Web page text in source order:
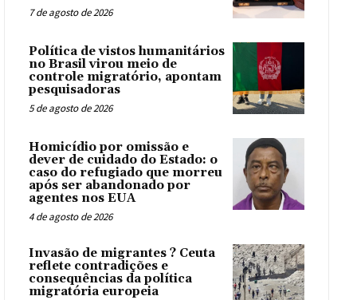
7 de agosto de 2026
Política de vistos humanitários
no Brasil virou meio de
controle migratório, apontam
pesquisadoras
5 de agosto de 2026
Homicídio por omissão e
dever de cuidado do Estado: o
caso do refugiado que morreu
após ser abandonado por
agentes nos EUA
4 de agosto de 2026
Invasão de migrantes ? Ceuta
reflete contradições e
consequências da política
migratória europeia